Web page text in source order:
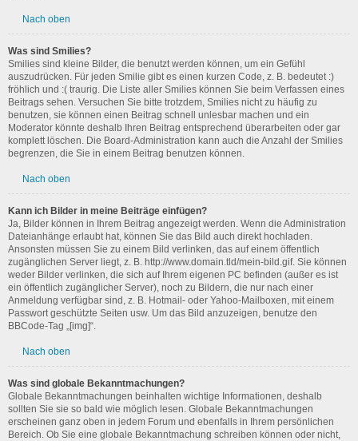
Nach oben
Was sind Smilies?
Smilies sind kleine Bilder, die benutzt werden können, um ein Gefühl
auszudrücken. Für jeden Smilie gibt es einen kurzen Code, z. B. bedeutet :)
fröhlich und :( traurig. Die Liste aller Smilies können Sie beim Verfassen eines
Beitrags sehen. Versuchen Sie bitte trotzdem, Smilies nicht zu häufig zu
benutzen, sie können einen Beitrag schnell unlesbar machen und ein
Moderator könnte deshalb Ihren Beitrag entsprechend überarbeiten oder gar
komplett löschen. Die Board-Administration kann auch die Anzahl der Smilies
begrenzen, die Sie in einem Beitrag benutzen können.
Nach oben
Kann ich Bilder in meine Beiträge einfügen?
Ja, Bilder können in Ihrem Beitrag angezeigt werden. Wenn die Administration
Dateianhänge erlaubt hat, können Sie das Bild auch direkt hochladen.
Ansonsten müssen Sie zu einem Bild verlinken, das auf einem öffentlich
zugänglichen Server liegt, z. B. http://www.domain.tld/mein-bild.gif. Sie können
weder Bilder verlinken, die sich auf Ihrem eigenen PC befinden (außer es ist
ein öffentlich zugänglicher Server), noch zu Bildern, die nur nach einer
Anmeldung verfügbar sind, z. B. Hotmail- oder Yahoo-Mailboxen, mit einem
Passwort geschützte Seiten usw. Um das Bild anzuzeigen, benutze den
BBCode-Tag „[img]“.
Nach oben
Was sind globale Bekanntmachungen?
Globale Bekanntmachungen beinhalten wichtige Informationen, deshalb
sollten Sie sie so bald wie möglich lesen. Globale Bekanntmachungen
erscheinen ganz oben in jedem Forum und ebenfalls in Ihrem persönlichen
Bereich. Ob Sie eine globale Bekanntmachung schreiben können oder nicht,